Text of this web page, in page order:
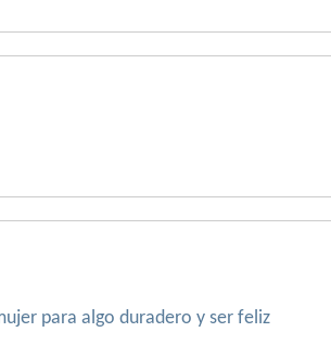
para algo duradero y ser feliz